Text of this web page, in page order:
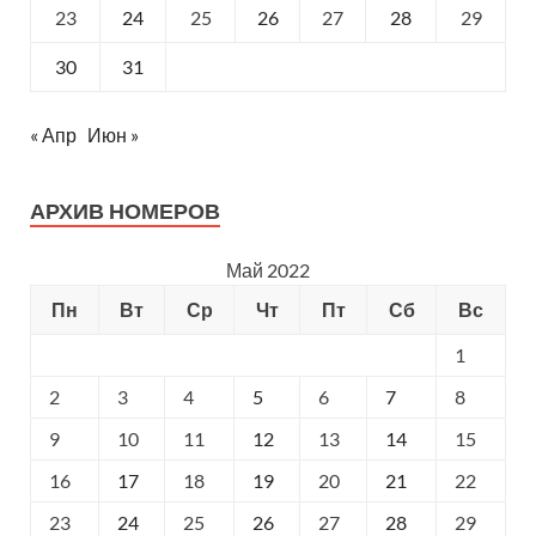
23 24 25 26 27 28 29
30 31
« Апр Июн »
АРХИВ НОМЕРОВ
Май 2022
Пн
Вт Ср Чт Пт Сб
Вс
1
2
3 4 5 6 7
8
9
10 11 12 13 14
15
16
17 18 19 20 21
22
23
24 25 26 27 28
29